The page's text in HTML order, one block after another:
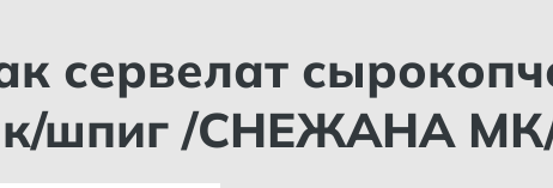
шпиг /СНЕЖАНА